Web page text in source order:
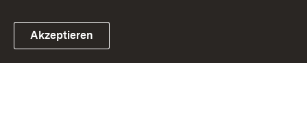
Link zum Landesportal
Akzeptieren